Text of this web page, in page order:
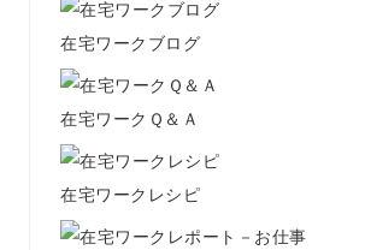
在宅ワークブログ
在宅ワークＱ＆Ａ
在宅ワークレシピ